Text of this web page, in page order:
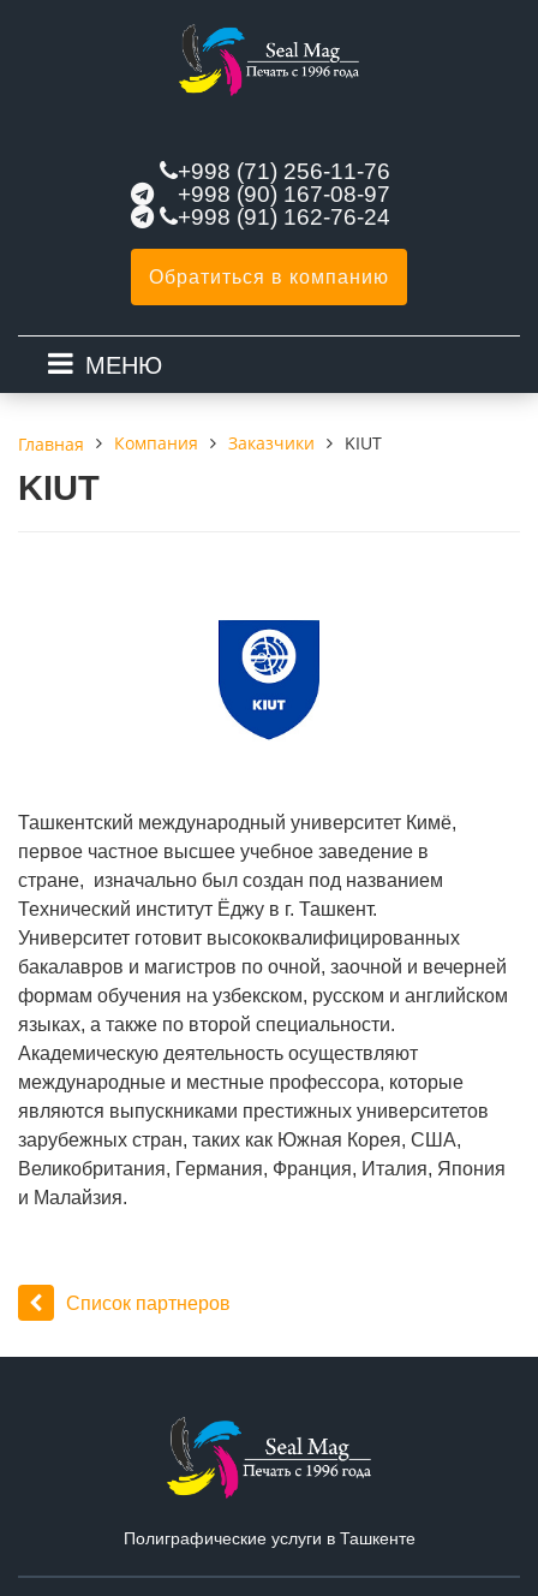
+998 (71) 256-11-76
+998 (90) 167-08-97
+998 (91) 162-76-24
Обратиться в компанию
МЕНЮ
Главная Компания Заказчики KIUT
KIUT
Ташкентский международный университет Кимё,
первое частное высшее учебное заведение в
стране, изначально был создан под названием
Технический институт Ёджу в г. Ташкент.
Университет готовит высококвалифицированных
бакалавров и магистров по очной, заочной и вечерней
формам обучения на узбекском, русском и английском
языках, а также по второй специальности.
Академическую деятельность осуществляют
международные и местные профессора, которые
являются выпускниками престижных университетов
зарубежных стран, таких как Южная Корея, США,
Великобритания, Германия, Франция, Италия, Япония
и Малайзия.
Список партнеров
Полиграфические услуги в Ташкенте